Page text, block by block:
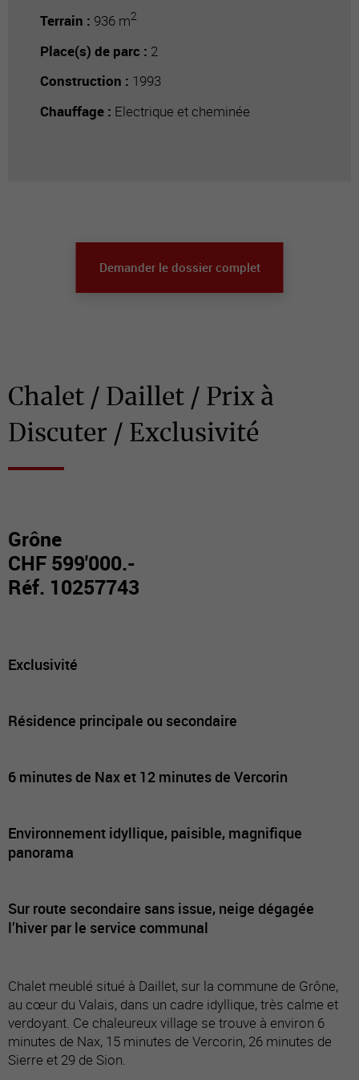
Terrain : 936 m2
Place(s) de parc : 2
Construction : 1993
Chauffage : Electrique et cheminée
Chalet / Daillet / Prix à
Discuter / Exclusivité
Grône
CHF 599'000.-
Réf. 10257743
Exclusivité
Résidence principale ou secondaire
6 minutes de Nax et 12 minutes de Vercorin
Environnement idyllique, paisible, magnifique
panorama
Sur route secondaire sans issue, neige dégagée
l’hiver par le service communal
Chalet meublé situé à Daillet, sur la commune de Grône,
au cœur du Valais, dans un cadre idyllique, très calme et
verdoyant. Ce chaleureux village se trouve à environ 6
minutes de Nax, 15 minutes de Vercorin, 26 minutes de
Sierre et 29 de Sion.
Demander le dossier complet